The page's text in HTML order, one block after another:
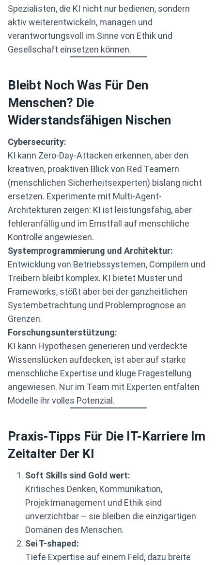
Spezialisten, die KI nicht nur bedienen, sondern
aktiv weiterentwickeln, managen und
verantwortungsvoll im Sinne von Ethik und
Gesellschaft einsetzen können.
Bleibt Noch Was Für Den
Menschen? Die
Widerstandsfähigen Nischen
Cybersecurity:
KI kann Zero-Day-Attacken erkennen, aber den
kreativen, proaktiven Blick von Red Teamern
(menschlichen Sicherheitsexperten) bislang nicht
ersetzen. Experimente mit Multi-Agent-
Architekturen zeigen: KI ist leistungsfähig, aber
fehleranfällig und im Ernstfall auf menschliche
Kontrolle angewiesen.
Systemprogrammierung und Architektur:
Entwicklung von Betriebssystemen, Compilern und
Treibern bleibt komplex. KI bietet Muster und
Frameworks, stößt aber bei der ganzheitlichen
Systembetrachtung und Problemprognose an
Grenzen.
Forschungsunterstützung:
KI kann Hypothesen generieren und verdeckte
Wissenslücken aufdecken, ist aber auf starke
menschliche Expertise und kluge Fragestellung
angewiesen. Nur im Team mit Experten entfalten
Modelle ihr volles Potenzial.
Praxis-Tipps Für Die IT-Karriere Im
Zeitalter Der KI
Soft Skills sind Gold wert:
Kritisches Denken, Kommunikation,
Projektmanagement und Ethik sind
unverzichtbar – sie bleiben die einzigartigen
Domänen des Menschen.
Sei T-shaped:
Tiefe Expertise auf einem Feld, dazu breite